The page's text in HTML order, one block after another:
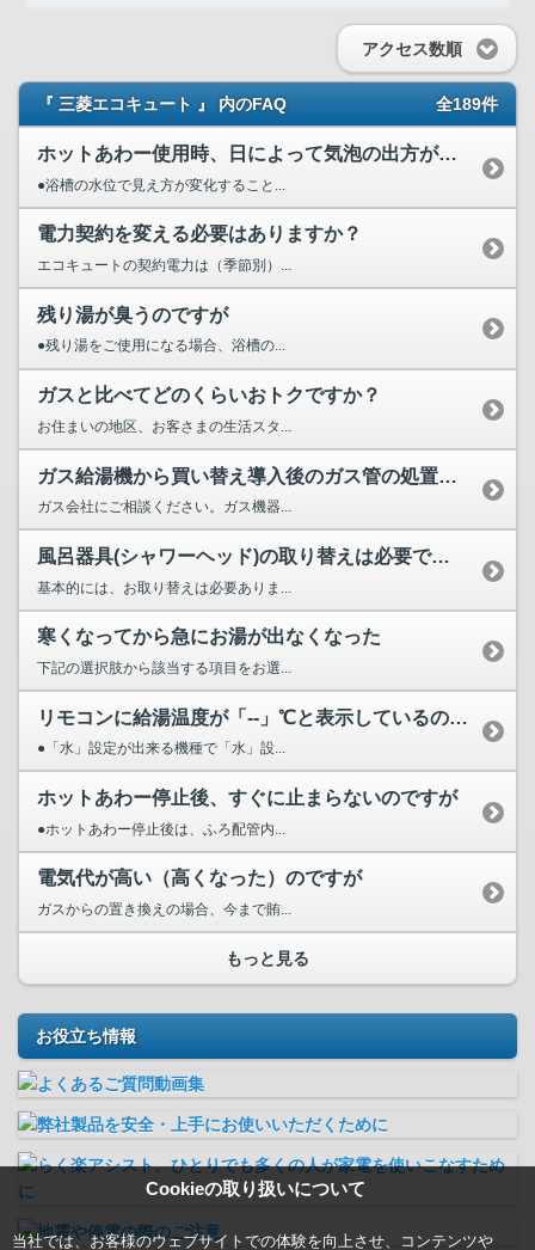
Cookieの取り扱いについて
当社では、お客様のウェブサイトでの体験を向上させ、コンテンツや
アクセス数順
『 三菱エコキュート 』 内のFAQ 全189件
ホットあわー使用時、日によって気泡の出方が変わるのですが
●浴槽の水位で見え方が変化すること...
電力契約を変える必要はありますか？
エコキュートの契約電力は（季節別）...
残り湯が臭うのですが
●残り湯をご使用になる場合、浴槽の...
ガスと比べてどのくらいおトクですか？
お住まいの地区、お客さまの生活スタ...
ガス給湯機から買い替え導入後のガス管の処置等はどうすればよ...
ガス会社にご相談ください。ガス機器...
風呂器具(シャワーヘッド)の取り替えは必要ですか？
基本的には、お取り替えは必要ありま...
寒くなってから急にお湯が出なくなった
下記の選択肢から該当する項目をお選...
リモコンに給湯温度が「--」℃と表示しているのですが
●「水」設定が出来る機種で「水」設...
ホットあわー停止後、すぐに止まらないのですが
●ホットあわー停止後は、ふろ配管内...
電気代が高い（高くなった）のですが
ガスからの置き換えの場合、今まで賄...
もっと見る
お役立ち情報